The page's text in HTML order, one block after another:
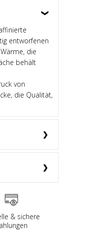
entworfenen
die
behält
von
die Qualität,
& sichere